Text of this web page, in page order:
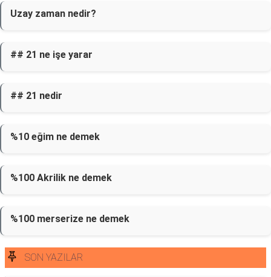
Uzay zaman nedir?
## 21 ne işe yarar
## 21 nedir
%10 eğim ne demek
%100 Akrilik ne demek
%100 merserize ne demek
SON YAZILAR